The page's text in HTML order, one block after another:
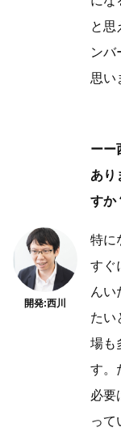
と思
ンバ
思い
ーー
あり
すか
開発:西川
特に
すぐ
んい
たい
場も
す。
必要
って